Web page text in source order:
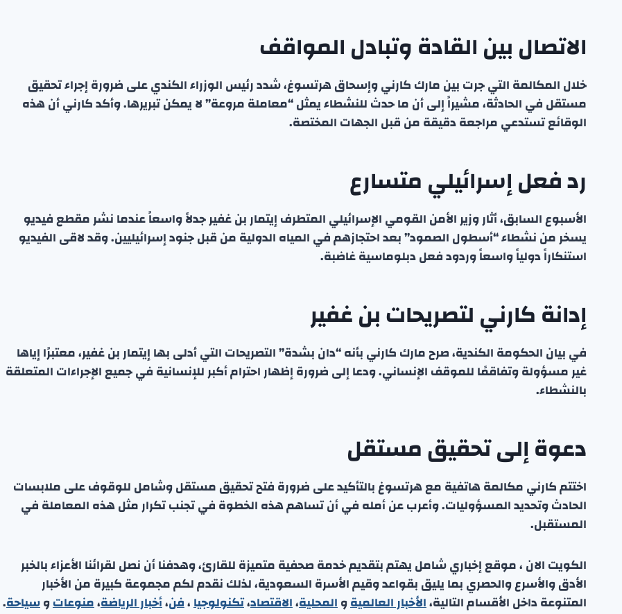
الاتصال بين القادة وتبادل المواقف
خلال المكالمة التي جرت بين مارك كارني وإسحاق هرتسوغ، شدد رئيس الوزراء الكندي على ضرورة إجراء تحقيق
مستقل في الحادثة، مشيراً إلى أن ما حدث للنشطاء يمثل “معاملة مروعة” لا يمكن تبريرها. وأكد كارني أن هذه
الوقائع تستدعي مراجعة دقيقة من قبل الجهات المختصة.
رد فعل إسرائيلي متسارع
الأسبوع السابق، أثار وزير الأمن القومي الإسرائيلي المتطرف إيتمار بن غفير جدلاً واسعاً عندما نشر مقطع فيديو
يسخر من نشطاء “أسطول الصمود” بعد احتجازهم في المياه الدولية من قبل جنود إسرائيليين. وقد لاقى الفيديو
استنكاراً دولياً واسعاً وردود فعل دبلوماسية غاضبة.
إدانة كارني لتصريحات بن غفير
في بيان الحكومة الكندية، صرح مارك كارني بأنه “دان بشدة” التصريحات التي أدلى بها إيتمار بن غفير، معتبرًا إياها
غير مسؤولة وتفاقمًا للموقف الإنساني. ودعا إلى ضرورة إظهار احترام أكبر للإنسانية في جميع الإجراءات المتعلقة
بالنشطاء.
دعوة إلى تحقيق مستقل
اختتم كارني مكالمة هاتفية مع هرتسوغ بالتأكيد على ضرورة فتح تحقيق مستقل وشامل للوقوف على ملابسات
الحادث وتحديد المسؤوليات. وأعرب عن أمله في أن تساهم هذه الخطوة في تجنب تكرار مثل هذه المعاملة في
المستقبل.
الكويت الان ، موقع إخباري شامل يهتم بتقديم خدمة صحفية متميزة للقارئ، وهدفنا أن نصل لقرائنا الأعزاء بالخبر
الأدق والأسرع والحصري بما يليق بقواعد وقيم الأسرة السعودية، لذلك نقدم لكم مجموعة كبيرة من الأخبار
المتنوعة داخل الأقسام التالية،الأخبار العالميةوالمحلية،الاقتصاد،تكنولوجيا،فن،أخبار الرياضة،منوعاتوسياحة.